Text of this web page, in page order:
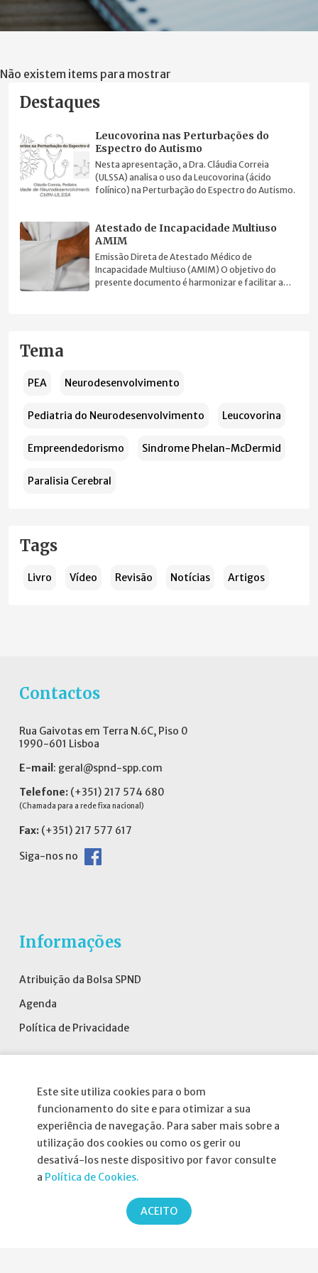
Este site utiliza cookies para o bom
funcionamento do site e para otimizar a sua
experiência de navegação. Para saber mais sobre a
utilização dos cookies ou como os gerir ou
desativá-los neste dispositivo por favor consulte
a Política de Cookies.
ACEITO
Não existem items para mostrar
Destaques
Leucovorina nas Perturbações do
Espectro do Autismo
Nesta apresentação, a Dra. Cláudia Correia
(ULSSA) analisa o uso da Leucovorina (ácido
folínico) na Perturbação do Espectro do Autismo.
Atestado de Incapacidade Multiuso
AMIM
Emissão Direta de Atestado Médico de
Incapacidade Multiuso (AMIM) O objetivo do
presente documento é harmonizar e facilitar a
Tema
PEA Neurodesenvolvimento
Pediatria do Neurodesenvolvimento Leucovorina
Empreendedorismo Sindrome Phelan-McDermid
Paralisia Cerebral
Tags
Livro Vídeo Revisão Notícias Artigos
Contactos
Rua Gaivotas em Terra N.6C, Piso 0
1990-601 Lisboa
E-mail : geral@spnd-spp.com
Telefone: (+351) 217 574 680
(Chamada para a rede fixa nacional)
Fax: (+351) 217 577 617
Siga-nos no
Informações
Atribuição da Bolsa SPND
Agenda
Política de Privacidade
Parcerias